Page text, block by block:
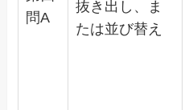
問A
抜き出し、ま
たは並び替え